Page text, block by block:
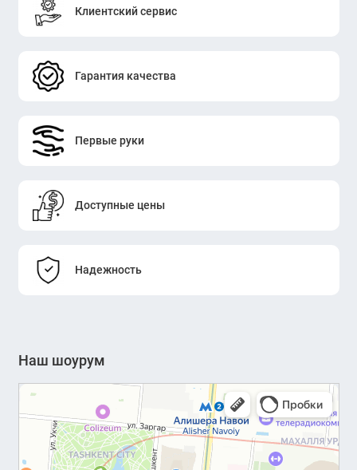
Клиентский сервис
Гарантия качества
Первые руки
Доступные цены
Надежность
Наш шоурум